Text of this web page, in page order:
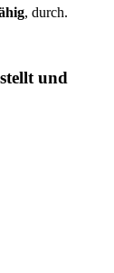
, durch.
und